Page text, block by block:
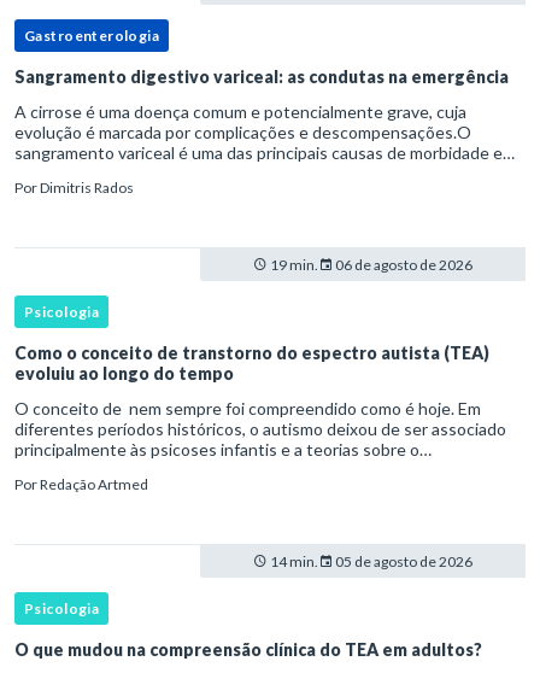
Gastroenterologia
Sangramento digestivo variceal: as condutas na emergência
A cirrose é uma doença comum e potencialmente grave, cuja
evolução é marcada por complicações e descompensações.O
sangramento variceal é uma das principais causas de morbidade e
hipertensão port
PorDimitris Rados
19 min. 06 de agosto de 2026
Psicologia
Como o conceito de transtorno do espectro autista (TEA)
evoluiu ao longo do tempo
O conceito de nem sempre foi compreendido como é hoje. Em
diferentes períodos históricos, o autismo deixou de ser associado
principalmente às psicoses infantis e a teorias sobre o
transtorno do des
PorRedação Artmed
14 min. 05 de agosto de 2026
Psicologia
O que mudou na compreensão clínica do TEA em adultos?